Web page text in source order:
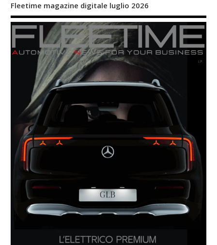
Fleetime magazine digitale luglio 2026